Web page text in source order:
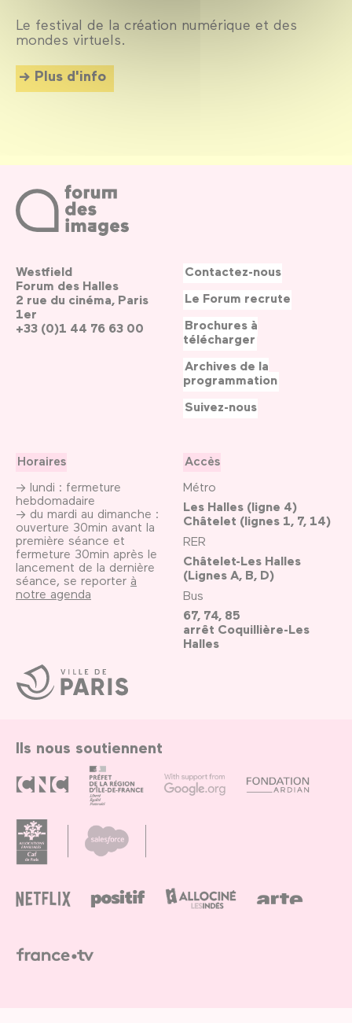
Le festival de la création numérique et des
mondes virtuels.
Plus d'info
Ville
de
Paris
Westfield
Forum des Halles
2 rue du cinéma, Paris
1er
+33 (0)1 44 76 63 00
Horaires
→ lundi : fermeture
hebdomadaire
→ du mardi au dimanche :
ouverture 30min avant la
première séance et
fermeture 30min après le
lancement de la dernière
séance, se reporter à
notre agenda
Accès
Métro
Les Halles (ligne 4)
Châtelet (lignes 1, 7, 14)
RER
Châtelet-Les Halles
(Lignes A, B, D)
Bus
67, 74, 85
arrêt Coquillière-Les
Halles
Contactez-nous
Le Forum recrute
Brochures à
télécharger
Archives de la
programmation
Suivez-nous
Ils nous soutiennent